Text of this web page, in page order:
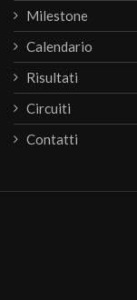
Milestone
Calendario
Risultati
Circuiti
Contatti